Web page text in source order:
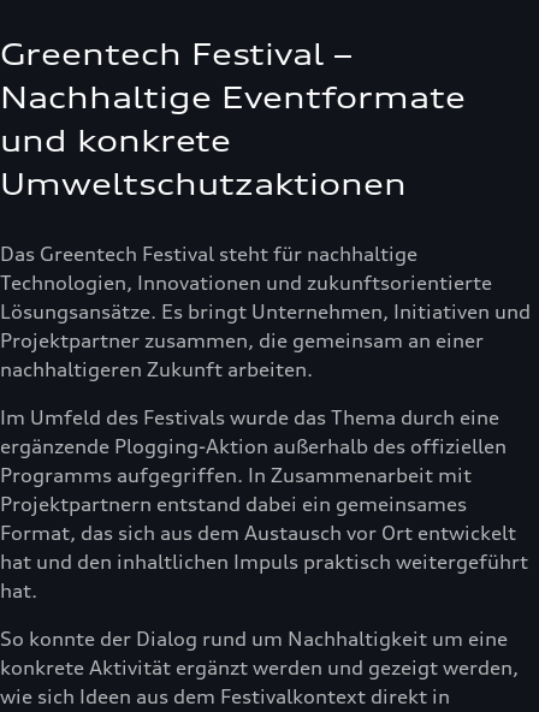
Greentech Festival –
Nachhaltige Eventformate
und konkrete
Umweltschutzaktionen
Das Greentech Festival steht für nachhaltige
Technologien, Innovationen und zukunftsorientierte
Lösungsansätze. Es bringt Unternehmen, Initiativen und
Projektpartner zusammen, die gemeinsam an einer
nachhaltigeren Zukunft arbeiten.
Im Umfeld des Festivals wurde das Thema durch eine
ergänzende Plogging-Aktion außerhalb des offiziellen
Programms aufgegriffen. In Zusammenarbeit mit
Projektpartnern entstand dabei ein gemeinsames
Format, das sich aus dem Austausch vor Ort entwickelt
hat und den inhaltlichen Impuls praktisch weitergeführt
hat.
So konnte der Dialog rund um Nachhaltigkeit um eine
konkrete Aktivität ergänzt werden und gezeigt werden,
wie sich Ideen aus dem Festivalkontext direkt in